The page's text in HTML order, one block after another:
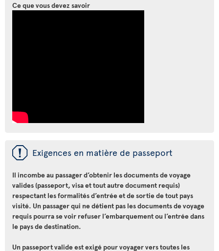
Ce que vous devez savoir
ü Exigences en matière de passeport
Il incombe au passager d’obtenir les documents de voyage
valides (passeport, visa et tout autre document requis)
respectant les formalités d’entrée et de sortie de tout pays
visité. Un passager qui ne détient pas les documents de voyage
requis pourra se voir refuser l’embarquement ou l’entrée dans
le pays de destination.
Un passeport valide est exigé pour voyager vers toutes les